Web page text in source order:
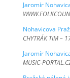
Jaromír
Nohavicova
CHYTRÁK TIM –
Jaromír
MUSIC-